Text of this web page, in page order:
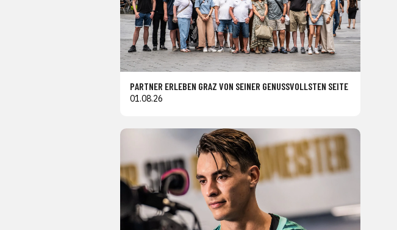
PARTNER ERLEBEN GRAZ VON SEINER GENUSSVOLLSTEN SEITE
01.08.26